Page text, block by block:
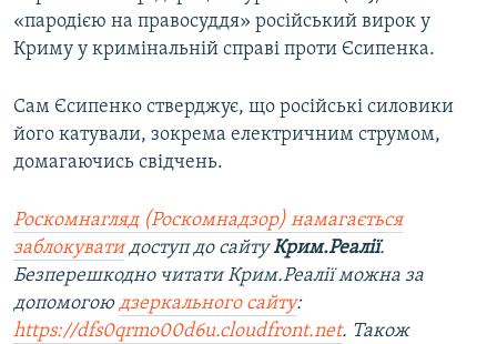
«пародією на правосуддя» російський вирок у
Криму у кримінальній справі проти Єсипенка.
Сам Єсипенко стверджує, що російські силовики
його катували, зокрема електричним струмом,
домагаючись свідчень.
Роскомнагляд (Роскомнадзор) намагається
заблокуватидоступ до сайтуКрим.Реалії.
Безперешкодно читати Крим.Реалії можна за
допомогою дзеркального сайту:
https://dfs0qrmo00d6u.cloudfront.net. Також